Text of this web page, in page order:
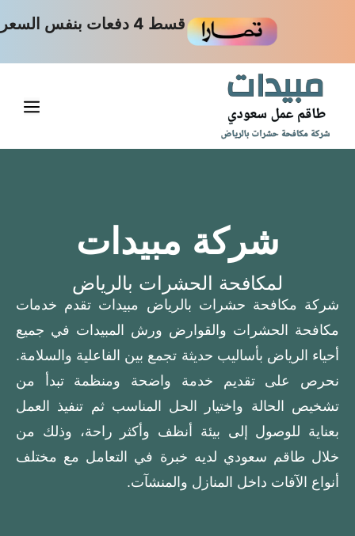
قسط 4 دفعات بنفس السعر
شركة مبيدات
لمكافحة الحشرات بالرياض
شركة مكافحة حشرات بالرياض مبيدات تقدم خدمات
مكافحة الحشرات والقوارض ورش المبيدات في جميع
أحياء الرياض بأساليب حديثة تجمع بين الفاعلية والسلامة.
نحرص على تقديم خدمة واضحة ومنظمة تبدأ من
تشخيص الحالة واختيار الحل المناسب ثم تنفيذ العمل
بعناية للوصول إلى بيئة أنظف وأكثر راحة، وذلك من
خلال طاقم سعودي لديه خبرة في التعامل مع مختلف
أنواع الآفات داخل المنازل والمنشآت.